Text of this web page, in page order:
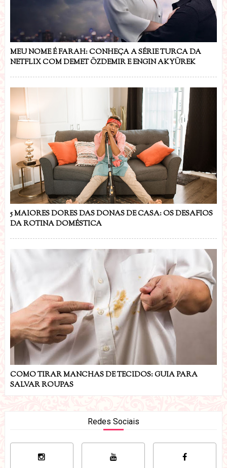
MEU NOME É FARAH: CONHEÇA A SÉRIE TURCA DA
NETFLIX COM DEMET ÖZDEMIR E ENGIN AKYÜREK
5 MAIORES DORES DAS DONAS DE CASA: OS DESAFIOS
DA ROTINA DOMÉSTICA
COMO TIRAR MANCHAS DE TECIDOS: GUIA PARA
SALVAR ROUPAS
Redes Sociais